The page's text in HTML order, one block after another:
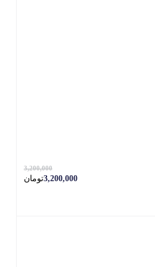
3,200,000
3,200,000تومان